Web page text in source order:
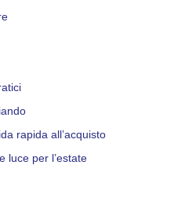
rapida all’acquisto
luce per l’estate